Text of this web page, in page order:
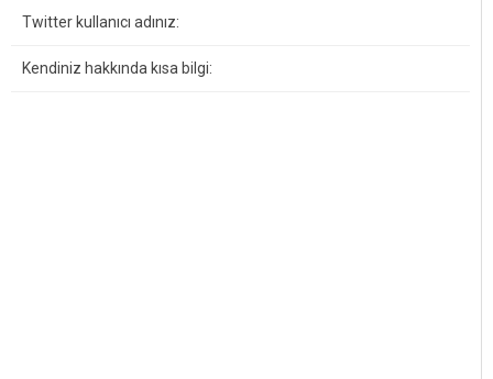
Twitter kullanıcı adınız:
Kendiniz hakkında kısa bilgi: